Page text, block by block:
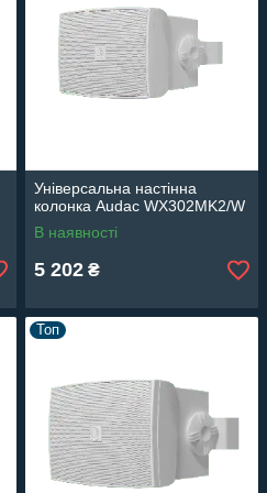
Універсальна настінна
колонка Audac WX302MK2/W
В наявності
5 202 ₴
Топ